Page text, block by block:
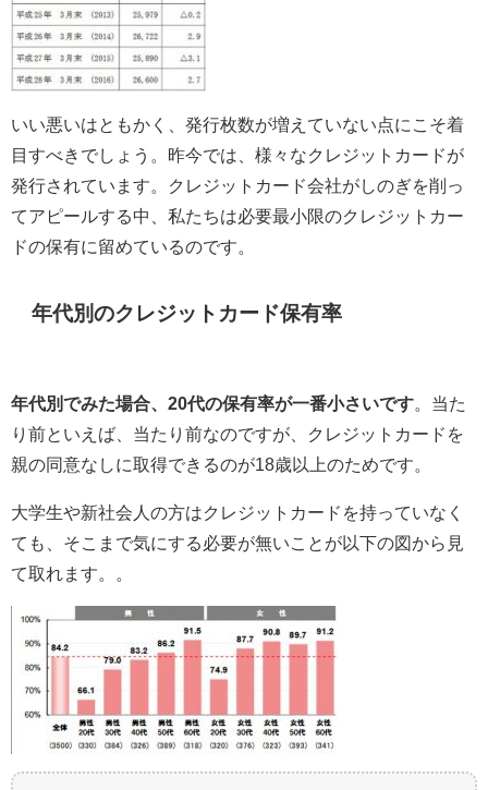
いい悪いはともかく、発行枚数が増えていない点にこそ着
目すべきでしょう。昨今では、様々なクレジットカードが
発行されています。クレジットカード会社がしのぎを削っ
てアピールする中、私たちは必要最小限のクレジットカー
ドの保有に留めているのです。
年代別のクレジットカード保有率
年代別でみた場合、20代の保有率が一番小さいです。当た
り前といえば、当たり前なのですが、クレジットカードを
親の同意なしに取得できるのが18歳以上のためです。
大学生や新社会人の方はクレジットカードを持っていなく
ても、そこまで気にする必要が無いことが以下の図から見
て取れます。。